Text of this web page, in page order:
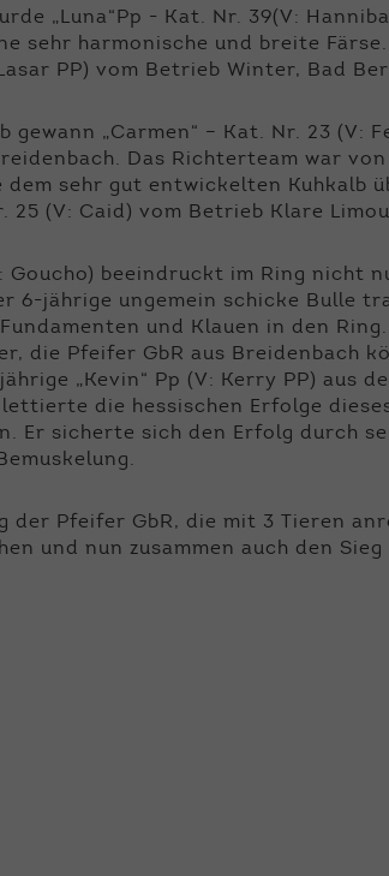
„Luna“Pp - Kat. Nr. 39(V:
sehr harmonische und breite
PP) vom Betrieb Winter, Bad
gewann „Carmen“ – Kat. Nr. 23 (V:
Das Richterteam war
dem sehr gut entwickelten Kuhkalb
25 (V: Caid) vom Betrieb Klare
Goucho) beeindruckt im Ring nicht
6-jährige ungemein schicke Bulle
und Klauen in den
die Pfeifer GbR aus Breidenbach
„Kevin“ Pp (V: Kerry PP) aus
die hessischen Erfolge
Er sicherte sich den Erfolg durch
der Pfeifer GbR, die mit 3 Tieren
und nun zusammen auch den